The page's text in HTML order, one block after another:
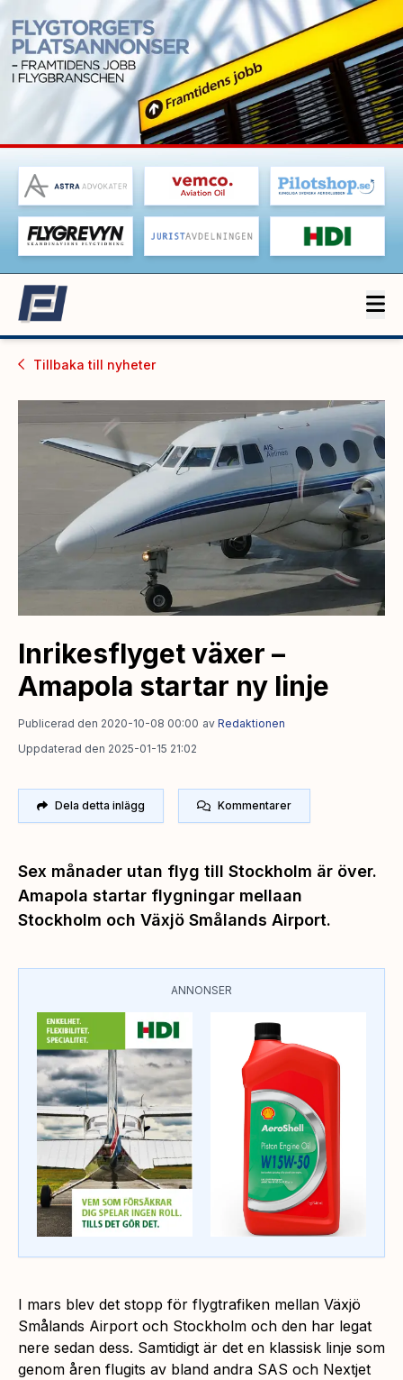
Tillbaka till nyheter
Inrikesflyget växer –
Amapola startar ny linje
Publicerad den 2020-10-08 00:00 av Redaktionen
Uppdaterad den 2025-01-15 21:02
Dela detta inlägg Kommentarer
Sex månader utan flyg till Stockholm är över.
Amapola startar flygningar mellaan
Stockholm och Växjö Smålands Airport.
ANNONSER
I mars blev det stopp för flygtrafiken mellan Växjö
Smålands Airport och Stockholm och den har legat
nere sedan dess. Samtidigt är det en klassisk linje som
genom åren flugits av bland andra SAS och Nextjet